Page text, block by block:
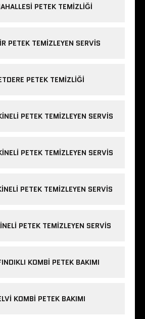
PETEK TEMIZLIĞI
PETEK TEMIZLEYEN SERVIS
PETEK TEMIZLIĞI
PETEK TEMIZLEYEN SERVIS
PETEK TEMIZLEYEN SERVIS
PETEK TEMIZLEYEN SERVIS
PETEK TEMIZLEYEN SERVIS
KOMBI PETEK BAKIMI
KOMBI PETEK BAKIMI